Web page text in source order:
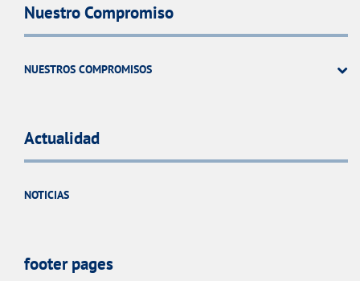
Nuestro Compromiso
NUESTROS COMPROMISOS
Actualidad
NOTICIAS
footer pages